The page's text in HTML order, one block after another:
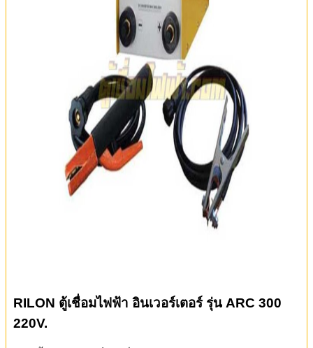
RILON ตู้เชื่อมไฟฟ้า อินเวอร์เตอร์ รุ่น ARC 300
220V.